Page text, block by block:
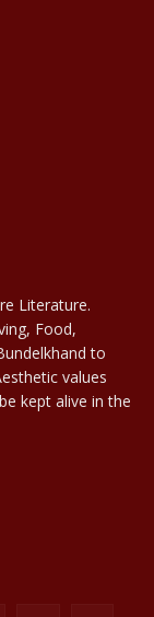
Literature.
Food,
to
values
kept alive in the